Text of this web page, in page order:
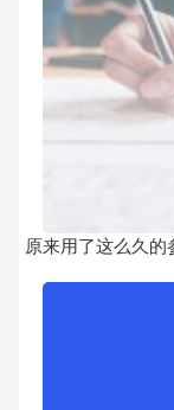
原来用了这么久